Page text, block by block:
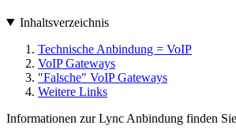
Inhaltsverzeichnis
Technische Anbindung = VoIP
VoIP Gateways
"Falsche" VoIP Gateways
Weitere Links
Informationen zur Lync Anbindung finden